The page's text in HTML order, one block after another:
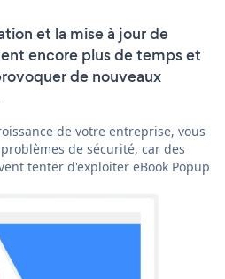
et la mise à jour de
encore plus de temps et
de nouveaux
de votre entreprise, vous
de sécurité, car des
tenter d'exploiter eBook Popup